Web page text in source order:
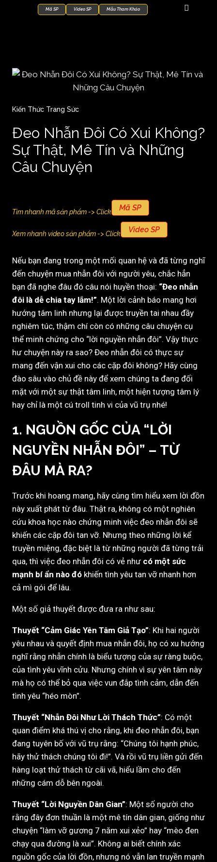
Mã SP Video SP Mẫu Tham Khảo
Kiến Thức Trang Sức
Đeo Nhẫn Đôi Có Xui Không?
Sự Thật, Mê Tín và Những
Câu Chuyện
Tìm nhanh mã sản phẩm -> Click Mã SP
Xem nhanh video sản phẩm -> Click Video SP
Nếu bạn đang trong một mối quan hệ và đã từng nghĩ
đến chuyện mua nhẫn đôi với người yêu, chắc hẳn
bạn đã nghe đâu đó câu nói huyền thoại: “Đeo nhẫn
đôi là dễ chia tay lắm!”. Một lời cảnh báo mang hơi
hướng tâm linh nhưng lại được truyền tai nhau đầy
nghiêm túc, thậm chí còn có những câu chuyện cụ
thể minh chứng cho “lời nguyền nhẫn đôi”. Vậy thực
hư chuyện này ra sao? Đeo nhẫn đôi có thực sự
mang đến vận xui cho các cặp đôi không? Hãy cùng
đào sâu vào chủ đề này để xem chúng ta đang đối
mặt với một sự thật tâm linh, một hiện tượng tâm lý
hay chỉ là một cú troll tinh vi của vũ trụ nhé!
1. NGUỒN GỐC CỦA “LỜI
NGUYỀN NHẪN ĐÔI” – TỪ
ĐÂU MÀ RA?
Trước khi hoang mang, hãy cùng tìm hiểu xem lời đồn
này xuất phát từ đâu. Thật ra, không có một nghiên
cứu khoa học nào chứng minh việc đeo nhẫn đôi sẽ
khiến các cặp đôi tan vỡ. Nhưng theo những lời kể
truyền miệng, đặc biệt là từ những người đã từng trải
qua, thì việc đeo nhẫn đôi có vẻ như có một sức
mạnh bí ẩn nào đó khiến tình yêu tan vỡ nhanh hơn
cả mì gói để lâu.
Một số giả thuyết được đưa ra như sau:
Thuyết “Cảm Giác Yên Tâm Giả Tạo”: Khi hai người
yêu nhau và quyết định mua nhẫn đôi, họ có xu hướng
nghĩ rằng nhẫn chính là biểu tượng của sự ràng buộc,
của tình yêu vĩnh cửu. Nhưng chính vì sự yên tâm này
mà họ có thể bỏ qua việc vun đắp tình cảm, dẫn đến
tình yêu “héo mòn”.
Thuyết “Nhẫn Đôi Như Lời Thách Thức”: Có một
quan điểm khá thú vị cho rằng, khi đeo nhẫn đôi, bạn
đang tuyên bố với vũ trụ rằng: “Chúng tôi hạnh phúc,
hãy thử thách chúng tôi đi!”. Và rồi vũ trụ liền gửi đến
hàng loạt thử thách từ cãi vã, hiểu lầm cho đến
những cám dỗ bên ngoài.
Thuyết “Lời Nguyền Dân Gian”: Một số người cho
rằng đây đơn thuần là một mê tín dân gian, giống như
chuyện “làm vỡ gương 7 năm xui xẻo” hay “mèo đen
chạy qua đường là xui”. Không ai biết chính xác
nguồn gốc của lời đồn, nhưng nó vẫn lan truyền mạnh